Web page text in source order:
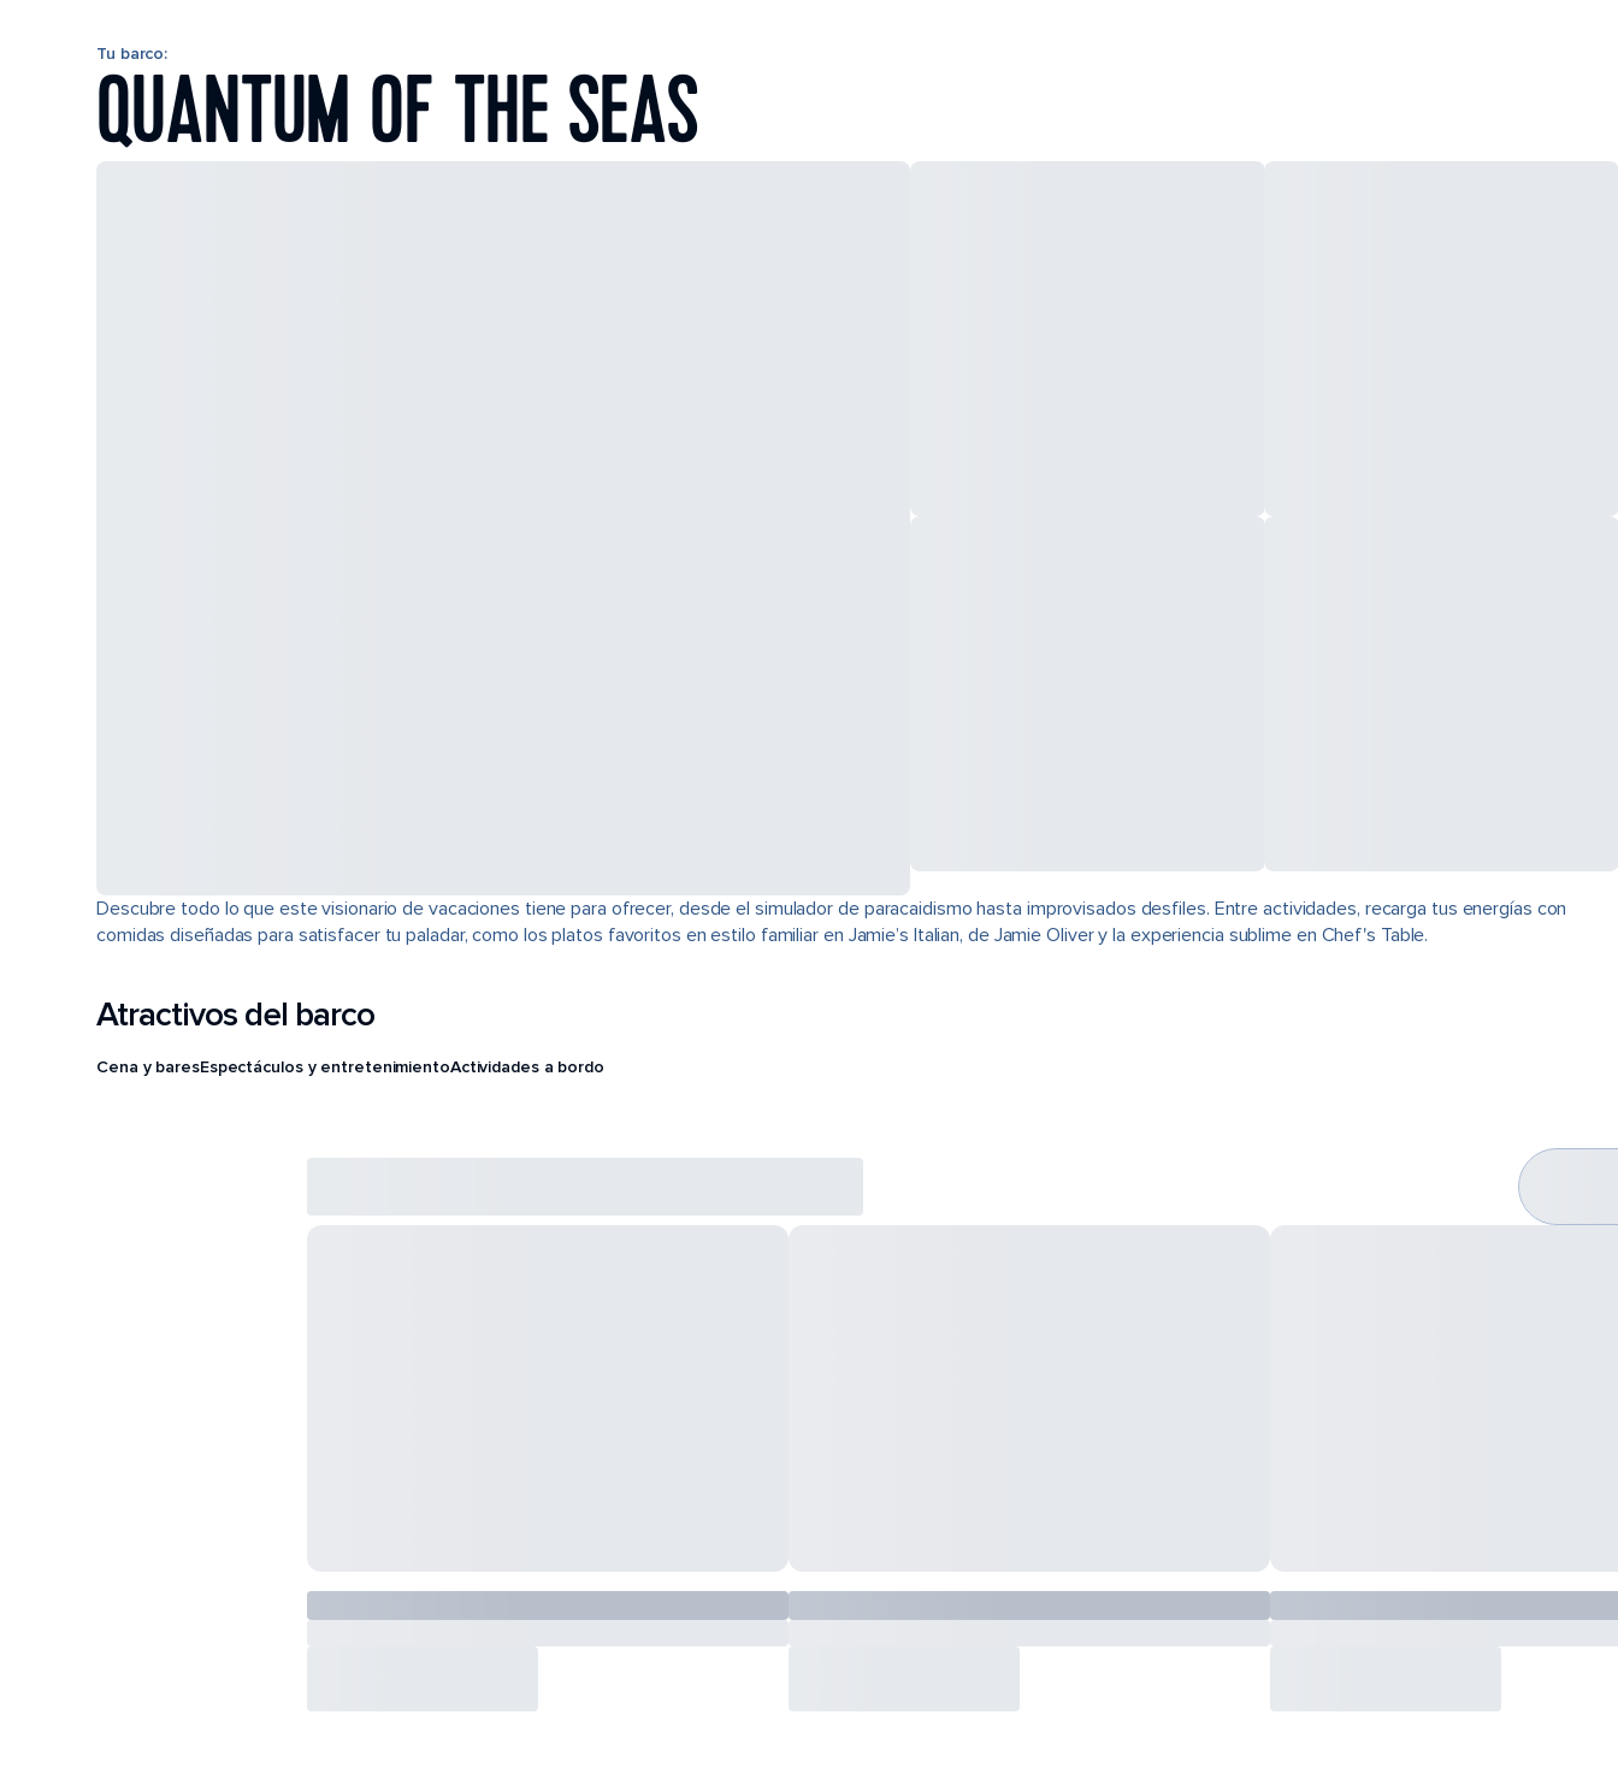
Tu barco:
QUANTUM OF THE SEAS
Descubre todo lo que este visionario de vacaciones tiene para ofrecer, desde el simulador de paracaidismo hasta improvisados desfiles. Entre actividades, recarga tus energías con
comidas diseñadas para satisfacer tu paladar, como los platos favoritos en estilo familiar en Jamie’s Italian, de Jamie Oliver y la experiencia sublime en Chef's Table.
Atractivos del barco
Cena y baresEspectáculos y entretenimientoActividades a bordo